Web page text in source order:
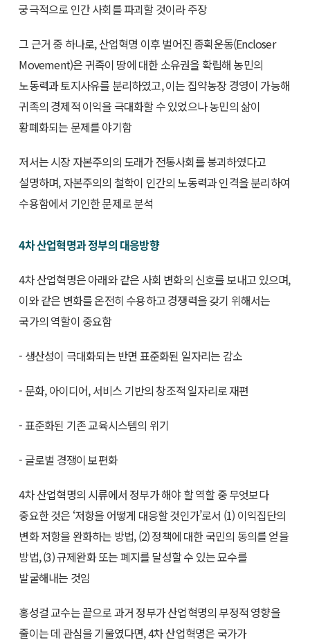
궁극적으로 인간 사회를 파괴할 것이라 주장
그 근거 중 하나로, 산업혁명 이후 벌어진 종획운동(Encloser
Movement)은 귀족이 땅에 대한 소유권을 확립해 농민의
노동력과 토지사유를 분리하였고, 이는 집약농장 경영이 가능해
귀족의 경제적 이익을 극대화할 수 있었으나 농민의 삶이
황폐화되는 문제를 야기함
저서는 시장 자본주의의 도래가 전통사회를 붕괴하였다고
설명하며, 자본주의의 철학이 인간의 노동력과 인격을 분리하여
수용함에서 기인한 문제로 분석
4차 산업혁명과 정부의 대응방향
4차 산업혁명은 아래와 같은 사회 변화의 신호를 보내고 있으며,
이와 같은 변화를 온전히 수용하고 경쟁력을 갖기 위해서는
국가의 역할이 중요함
- 생산성이 극대화되는 반면 표준화된 일자리는 감소
- 문화, 아이디어, 서비스 기반의 창조적 일자리로 재편
- 표준화된 기존 교육시스템의 위기
- 글로벌 경쟁이 보편화
4차 산업혁명의 시류에서 정부가 해야 할 역할 중 무엇보다
중요한 것은 ‘저항을 어떻게 대응할 것인가’로서 (1) 이익집단의
변화 저항을 완화하는 방법, (2) 정책에 대한 국민의 동의를 얻을
방법, (3) 규제완화 또는 폐지를 달성할 수 있는 묘수를
발굴해내는 것임
홍성걸 교수는 끝으로 과거 정부가 산업혁명의 부정적 영향을
줄이는 데 관심을 기울였다면, 4차 산업혁명은 국가가